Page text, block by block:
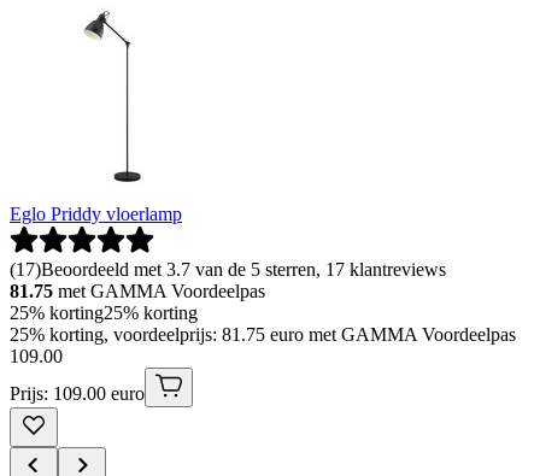
Eglo Priddy vloerlamp
(17)Beoordeeld met 3.7 van de 5 sterren, 17 klantreviews
81.75 met GAMMA Voordeelpas
25% korting25% korting
25% korting, voordeelprijs: 81.75 euro met GAMMA Voordeelpas
109.00
Prijs: 109.00 euro